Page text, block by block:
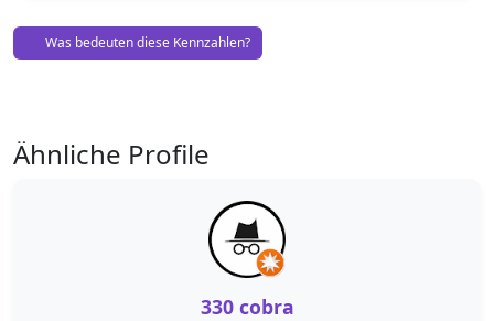
Was bedeuten diese Kennzahlen?
Ähnliche Profile
330 cobra